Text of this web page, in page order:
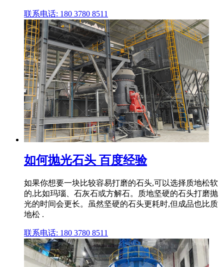
联系电话: 180 3780 8511
如何抛光石头 百度经验
如果你想要一块比较容易打磨的石头,可以选择质地松软
的,比如玛瑙、石灰石或方解石。质地坚硬的石头打磨抛
光的时间会更长。虽然坚硬的石头更耗时,但成品也比质
地松 .
联系电话: 180 3780 8511